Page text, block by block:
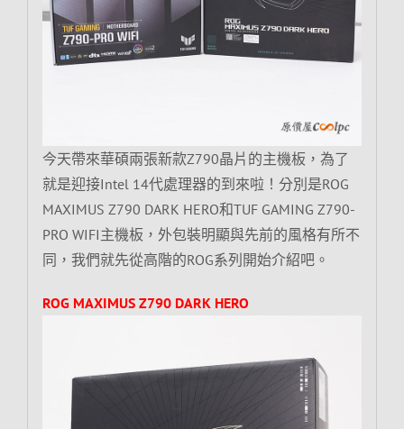
今天帶來華碩兩張新款Z790晶片的主機板，為了
就是迎接Intel 14代處理器的到來啦！分別是ROG
MAXIMUS Z790 DARK HERO和TUF GAMING Z790-
PRO WIFI主機板，外包裝明顯與先前的風格有所不
同，我們就先從高階的ROG系列開始介紹吧。
ROG MAXIMUS Z790 DARK HERO